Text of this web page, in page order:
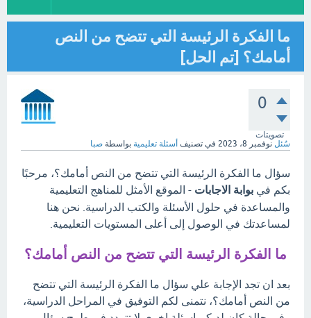
ما الفكرة الرئيسة التي تتضح من النص
أمامك؟ [تم الحل]
0
تصويتات
سُئل نوفمبر 8، 2023 في تصنيف أسئلة تعليمية بواسطة صبا
سؤال ما الفكرة الرئيسة التي تتضح من النص أمامك؟، مرحبًا
بكم في بوابة الاجابات - الموقع الأمثل للمناهج التعليمية
والمساعدة في حلول الأسئلة والكتب الدراسية. نحن هنا
لمساعدتك في الوصول إلى أعلى المستويات التعليمية.
ما الفكرة الرئيسة التي تتضح من النص أمامك؟
بعد ان تجد الإجابة علي سؤال ما الفكرة الرئيسة التي تتضح
من النص أمامك؟، نتمنى لكم التوفيق في المراحل الدراسية،